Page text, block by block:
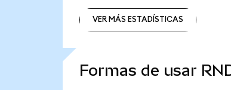
VER MÁS ESTADÍSTICAS
Formas de usar